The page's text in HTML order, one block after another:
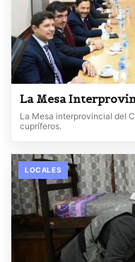
La Mesa
La Mesa interprovincial del
cupríferos.
LOCALES